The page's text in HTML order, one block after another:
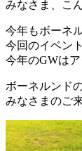
みなさま、こ
今年もボーネ
今回のイベン
今年のGWは
ボーネルンド
みなさまのご